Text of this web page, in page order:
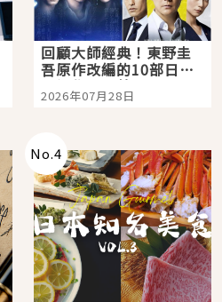
回顧大師經典！東野圭
吾原作改編的10部日本
影視作品推薦
2026年07月28日
No.4